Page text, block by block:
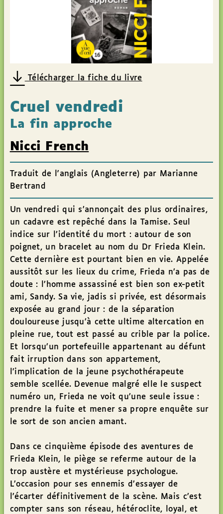
Télécharger la fiche du livre
Cruel vendredi
La fin approche
Nicci French
Traduit de l'anglais (Angleterre) par Marianne
Bertrand
Un vendredi qui s’annonçait des plus ordinaires,
un cadavre est repêché dans la Tamise. Seul
indice sur l’identité du mort : autour de son
poignet, un bracelet au nom du Dr Frieda Klein.
Cette dernière est pourtant bien en vie. Appelée
aussitôt sur les lieux du crime, Frieda n’a pas de
doute : l’homme assassiné est bien son ex-petit
ami, Sandy. Sa vie, jadis si privée, est désormais
exposée au grand jour : de la séparation
douloureuse jusqu’à cette ultime altercation en
pleine rue, tout est passé au crible par la police.
Et lorsqu’un portefeuille appartenant au défunt
fait irruption dans son appartement,
l’implication de la jeune psychothérapeute
semble scellée. Devenue malgré elle le suspect
numéro un, Frieda ne voit qu’une seule issue :
prendre la fuite et mener sa propre enquête sur
le sort de son ancien amant.
Dans ce cinquième épisode des aventures de
Frieda Klein, le piège se referme autour de la
trop austère et mystérieuse psychologue.
L’occasion pour ses ennemis d’essayer de
l’écarter définitivement de la scène. Mais c’est
compter sans son réseau, hétéroclite, loyal, et